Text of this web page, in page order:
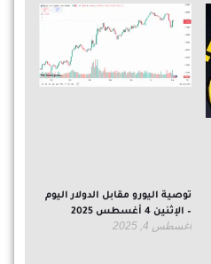
توصية اليورو مقابل الدولار اليوم
– الإثنين 4 أغسطس 2025
أغسطس 4, 2025